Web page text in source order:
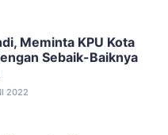
Meminta KPU Kota
Sebaik-Baiknya
2022